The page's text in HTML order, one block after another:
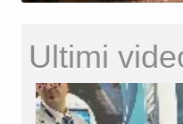
Ultimi